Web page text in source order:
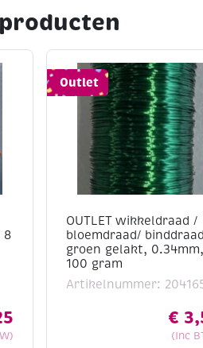
8
Outlet
OUTLET wikkeldraad /
bloemdraad/ binddraad
groen gelakt, 0.34mm,
100 gram
Artikelnummer:
€
(Inc